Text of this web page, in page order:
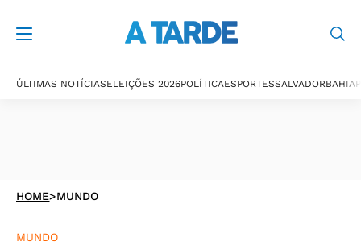
ÚLTIMAS NOTÍCIASELEIÇÕES 2026POLÍTICAESPORTESSALVADORBAHIA
HOME>MUNDO
MUNDO